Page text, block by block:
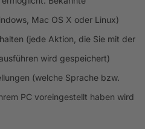
Mac OS X oder Linux)
(jede Aktion, die Sie mit der
wird gespeichert)
(welche Sprache bzw.
PC voreingestellt haben wird